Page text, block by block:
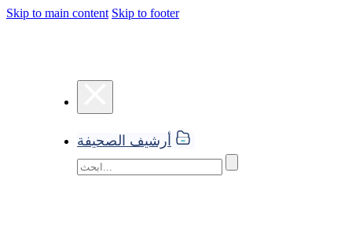
Skip to main content Skip to footer
أرشيف الصحيفة